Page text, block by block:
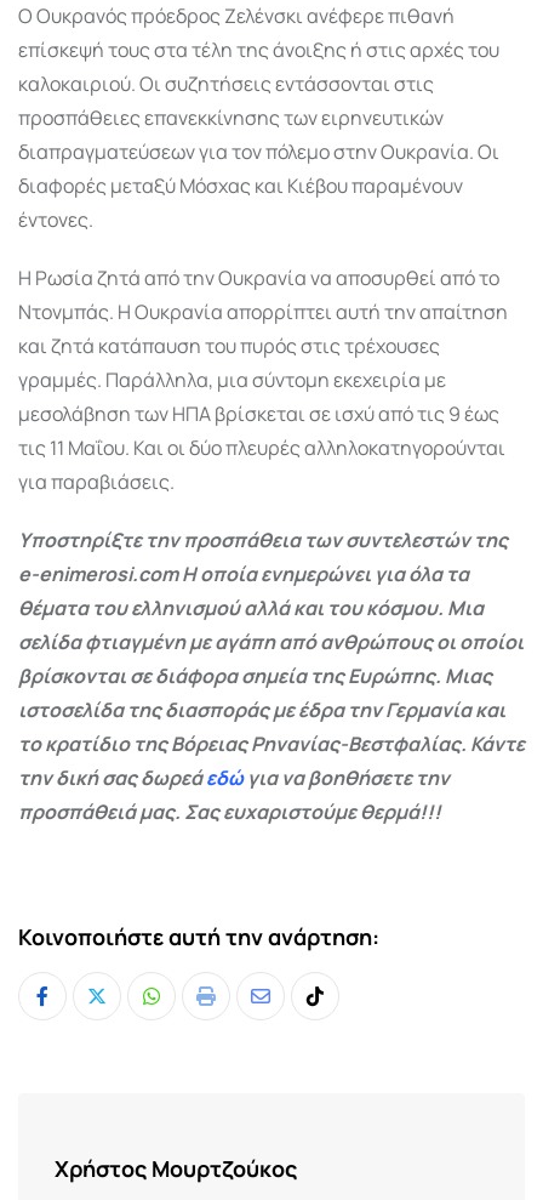
Ο Ουκρανός πρόεδρος Ζελένσκι ανέφερε πιθανή
επίσκεψή τους στα τέλη της άνοιξης ή στις αρχές του
καλοκαιριού. Οι συζητήσεις εντάσσονται στις
προσπάθειες επανεκκίνησης των ειρηνευτικών
διαπραγματεύσεων για τον πόλεμο στην Ουκρανία. Οι
διαφορές μεταξύ Μόσχας και Κιέβου παραμένουν
έντονες.
Η Ρωσία ζητά από την Ουκρανία να αποσυρθεί από το
Ντονμπάς. Η Ουκρανία απορρίπτει αυτή την απαίτηση
και ζητά κατάπαυση του πυρός στις τρέχουσες
γραμμές. Παράλληλα, μια σύντομη εκεχειρία με
μεσολάβηση των ΗΠΑ βρίσκεται σε ισχύ από τις 9 έως
τις 11 Μαΐου. Και οι δύο πλευρές αλληλοκατηγορούνται
για παραβιάσεις.
Υποστηρίξτε την προσπάθεια των συντελεστών της
e-enimerosi.com Η οποία ενημερώνει για όλα τα
θέματα του ελληνισμού αλλά και του κόσμου. Μια
σελίδα φτιαγμένη με αγάπη από ανθρώπους οι οποίοι
βρίσκονται σε διάφορα σημεία της Ευρώπης. Μιας
ιστοσελίδα της διασποράς με έδρα την Γερμανία και
το κρατίδιο της Βόρειας Ρηνανίας-Βεστφαλίας. Κάντε
την δική σας δωρεάεδώγια να βοηθήσετε την
προσπάθειά μας. Σας ευχαριστούμε θερμά!!!
Κοινοποιήστε αυτή την ανάρτηση:
Whatsapp
Print
ShareTiktok
Χρήστος Μουρτζούκος